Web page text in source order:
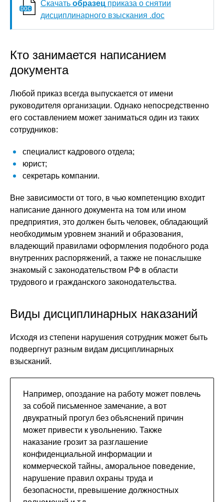
Скачать образец приказа о снятии
дисциплинарного взыскания .doc
Кто занимается написанием
документа
Любой приказ всегда выпускается от имени
руководителя организации. Однако непосредственно
его составлением может заниматься один из таких
сотрудников:
специалист кадрового отдела;
юрист;
секретарь компании.
Вне зависимости от того, в чью компетенцию входит
написание данного документа на том или ином
предприятия, это должен быть человек, обладающий
необходимым уровнем знаний и образования,
владеющий правилами оформления подобного рода
внутренних распоряжений, а также не понаслышке
знакомый с законодательством РФ в области
трудового и гражданского законодательства.
Виды дисциплинарных наказаний
Исходя из степени нарушения сотрудник может быть
подвергнут разным видам дисциплинарных
взысканий.
Например, опоздание на работу может повлечь
за собой письменное замечание, а вот
двукратный прогул без объяснений причин
может привести к увольнению. Также
наказание грозит за разглашение
конфиденциальной информации и
коммерческой тайны, аморальное поведение,
нарушение правил охраны труда и
безопасности, превышение должностных